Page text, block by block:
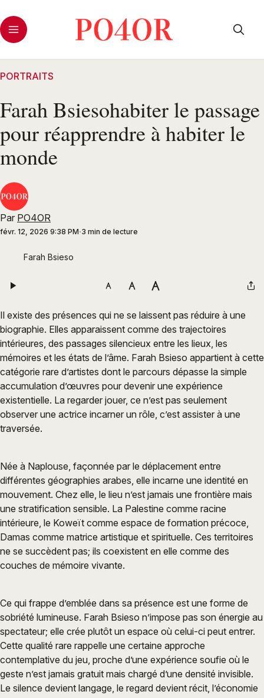
PORTRAITS
Farah Bsiesohabiter le passage
pour réapprendre à habiter le
monde
Par PO4OR
févr. 12, 2026 9:38 PM 3 min de lecture
Farah Bsieso
Il existe des présences qui ne se laissent pas réduire à une
biographie. Elles apparaissent comme des trajectoires
intérieures, des passages silencieux entre les lieux, les
mémoires et les états de l’âme. Farah Bsieso appartient à cette
catégorie rare d’artistes dont le parcours dépasse la simple
accumulation d’œuvres pour devenir une expérience
existentielle. La regarder jouer, ce n’est pas seulement
observer une actrice incarner un rôle, c’est assister à une
traversée.
Née à Naplouse, façonnée par le déplacement entre
différentes géographies arabes, elle incarne une identité en
mouvement. Chez elle, le lieu n’est jamais une frontière mais
une stratification sensible. La Palestine comme racine
intérieure, le Koweït comme espace de formation précoce,
Damas comme matrice artistique et spirituelle. Ces territoires
ne se succèdent pas; ils coexistent en elle comme des
couches de mémoire vivante.
Ce qui frappe d’emblée dans sa présence est une forme de
sobriété lumineuse. Farah Bsieso n’impose pas son énergie au
spectateur; elle crée plutôt un espace où celui-ci peut entrer.
Cette qualité rare rappelle une certaine approche
contemplative du jeu, proche d’une expérience soufie où le
geste n’est jamais gratuit mais chargé d’une densité invisible.
Le silence devient langage, le regard devient récit, l’économie